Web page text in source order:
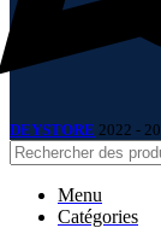
DEYSTORE 2022 -
Menu
Catégories